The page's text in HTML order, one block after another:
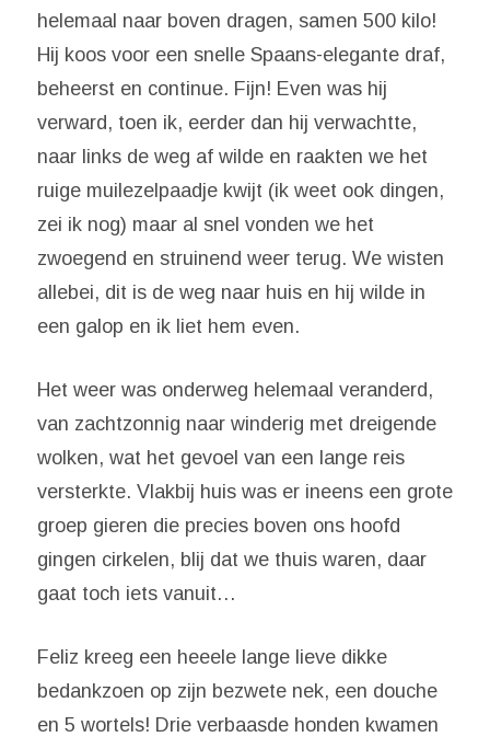
helemaal naar boven dragen, samen 500 kilo!
Hij koos voor een snelle Spaans-elegante draf,
beheerst en continue. Fijn! Even was hij
verward, toen ik, eerder dan hij verwachtte,
naar links de weg af wilde en raakten we het
ruige muilezelpaadje kwijt (ik weet ook dingen,
zei ik nog) maar al snel vonden we het
zwoegend en struinend weer terug. We wisten
allebei, dit is de weg naar huis en hij wilde in
een galop en ik liet hem even.
Het weer was onderweg helemaal veranderd,
van zachtzonnig naar winderig met dreigende
wolken, wat het gevoel van een lange reis
versterkte. Vlakbij huis was er ineens een grote
groep gieren die precies boven ons hoofd
gingen cirkelen, blij dat we thuis waren, daar
gaat toch iets vanuit…
Feliz kreeg een heeele lange lieve dikke
bedankzoen op zijn bezwete nek, een douche
en 5 wortels! Drie verbaasde honden kwamen